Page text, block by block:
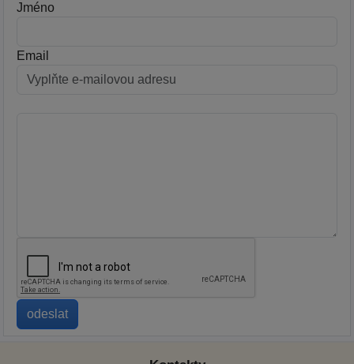
Jméno
Email